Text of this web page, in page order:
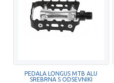
PEDALA LONGUS MTB ALU
SREBRNA S ODSEVNIKI